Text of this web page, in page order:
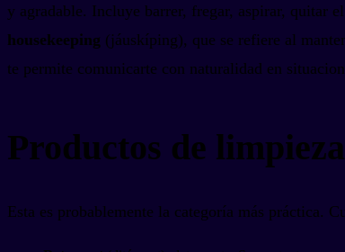
y agradable. Incluye barrer, fregar, aspirar, quitar
housekeeping (jáuskíping), que se refiere al
te permite comunicarte con naturalidad en
Productos de
Esta es probablemente la categoría más práctica.